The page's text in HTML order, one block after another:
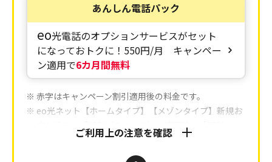
あんしん電話パック
eo光電話のオプションサービスがセット
になっておトクに！ 550円/月 キャンペー
ン適用で6カ月間無料
※ 赤字はキャンペーン割引適用後の料金です。
※ eo光ネット【ホームタイプ】【メゾンタイプ】新規お
申し込み、「 即割（そくわり）
」適用時。「即割」は
2年間のご利用が条件となります。
※ eo光ネットのご利用には、1契約回線ごとにブロード
ご利用上の注意を確認